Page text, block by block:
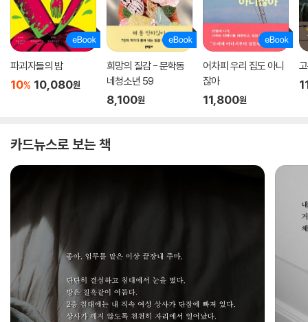
파괴자들의 밤
10% 10,080원
희망의 질감 - 문학동
네청소년 59
8,100원
어차피 우리 집도 아니
잖아
11,800원
카드뉴스로 보는 책